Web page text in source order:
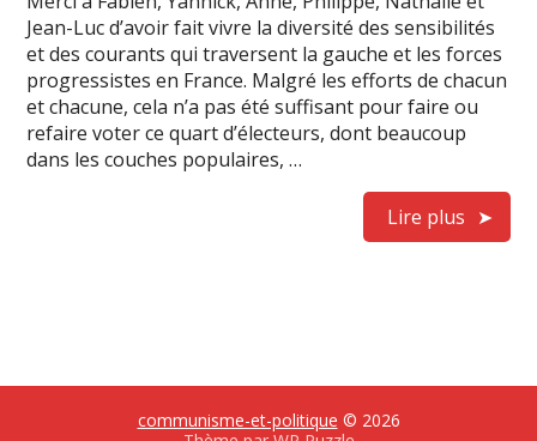
Jean-Luc d’avoir fait vivre la diversité des sensibilités
et des courants qui traversent la gauche et les forces
progressistes en France. Malgré les efforts de chacun
et chacune, cela n’a pas été suffisant pour faire ou
refaire voter ce quart d’électeurs, dont beaucoup
dans les couches populaires, …
Lire plus
communisme-et-politique © 2026